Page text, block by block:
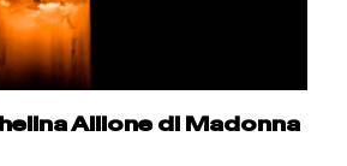
Allione di Madonna